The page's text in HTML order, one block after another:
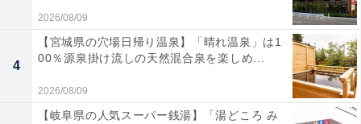
HD液晶が非常に綺麗でルート案内も細部までクッ
2026/08/09
4
【宮城県の穴場日帰り温泉】「晴れ温泉」は1
00％源泉掛け流しの天然混合泉を楽しめ...
2026/08/09
【岐阜県の人気スーパー銭湯】「湯どころ み